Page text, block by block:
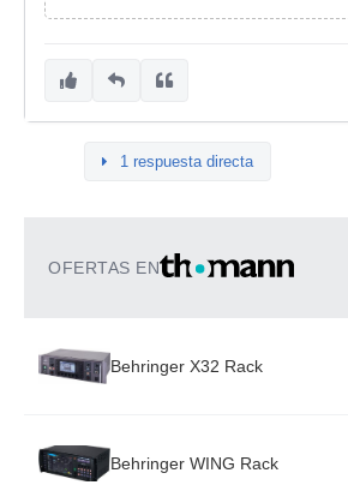
1 respuesta directa
OFERTAS EN
Behringer X32 Rack
Behringer WING Rack